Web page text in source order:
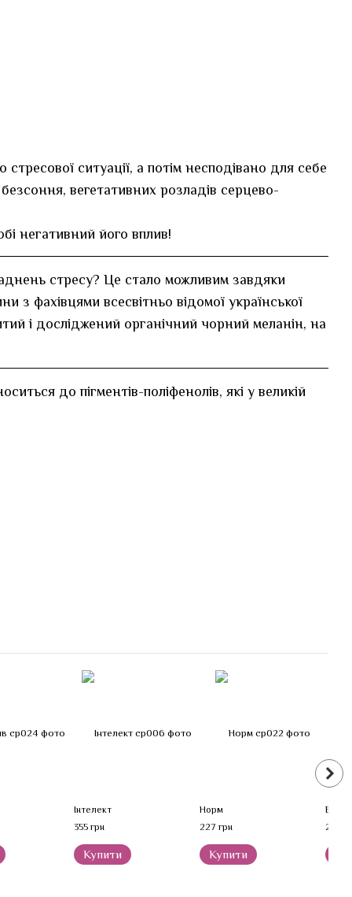
ситуації, а потім несподівано для себе
вегетативних розладів серцево-
негативний його вплив!
стресу? Це стало можливим завдяки
з фахівцями всесвітньо відомої української
і досліджений органічний чорний меланін, на
до пігментів-поліфенолів, які у великій
Інтелект
355 грн
Купити
Норм
227 грн
Купити
227